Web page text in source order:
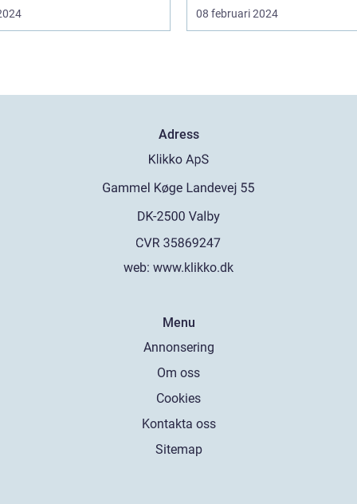
08 februari 2024
Adress
web: www.klikko.dk
Menu
Annonsering
Om oss
Cookies
Kontakta oss
Sitemap